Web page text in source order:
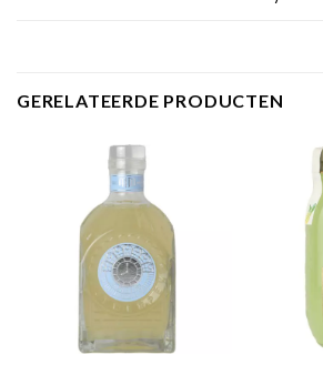
GERELATEERDE PRODUCTEN